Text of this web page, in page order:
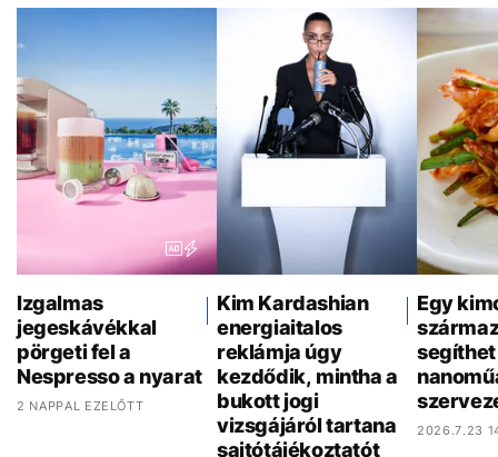
Izgalmas
jegeskávékkal
pörgeti fel a
Nespresso a nyarat
2 NAPPAL EZELŐTT
Kim Kardashian
energiaitalos
reklámja úgy
kezdődik, mintha a
bukott jogi
vizsgájáról tartana
sajtótájékoztatót
Egy
2026.7.23